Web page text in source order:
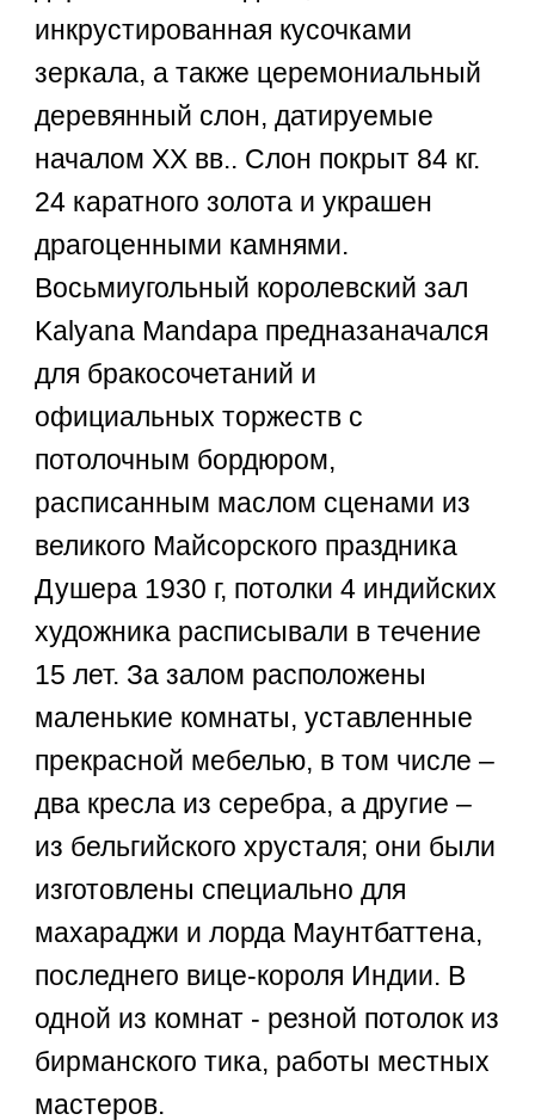
инкрустированная кусочками
зеркала, а также церемониальный
деревянный слон, датируемые
началом XX вв.. Слон покрыт 84 кг.
24 каратного золота и украшен
драгоценными камнями.
Восьмиугольный королевский зал
Kalyana Mandapa предназаначался
для бракосочетаний и
официальных торжеств с
потолочным бордюром,
расписанным маслом сценами из
великого Майсорского праздника
Душера 1930 г, потолки 4 индийских
художника расписывали в течение
15 лет. За залом расположены
маленькие комнаты, уставленные
прекрасной мебелью, в том числе –
два кресла из серебра, а другие –
из бельгийского хрусталя; они были
изготовлены специально для
махараджи и лорда Маунтбаттена,
последнего вице-короля Индии. В
одной из комнат - резной потолок из
бирманского тика, работы местных
мастеров.